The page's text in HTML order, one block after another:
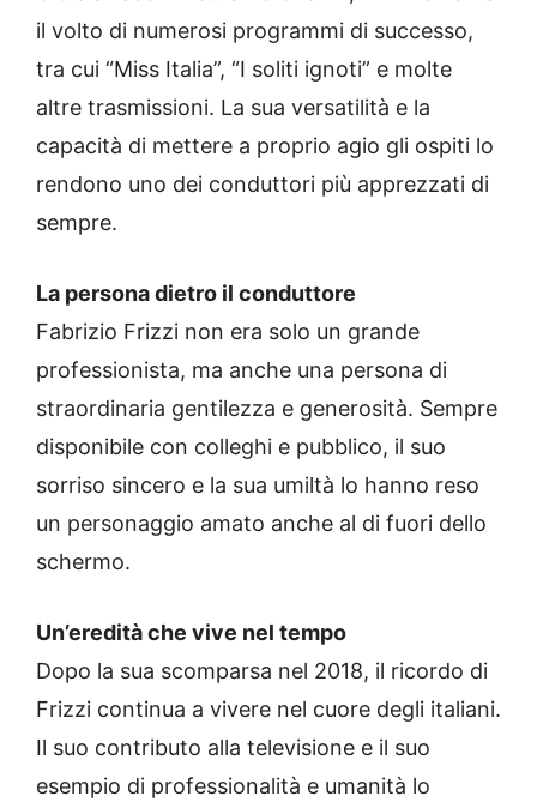
il volto di numerosi programmi di successo,
tra cui “Miss Italia”, “I soliti ignoti” e molte
altre trasmissioni. La sua versatilità e la
capacità di mettere a proprio agio gli ospiti lo
rendono uno dei conduttori più apprezzati di
sempre.
La persona dietro il conduttore
Fabrizio Frizzi non era solo un grande
professionista, ma anche una persona di
straordinaria gentilezza e generosità. Sempre
disponibile con colleghi e pubblico, il suo
sorriso sincero e la sua umiltà lo hanno reso
un personaggio amato anche al di fuori dello
schermo.
Un’eredità che vive nel tempo
Dopo la sua scomparsa nel 2018, il ricordo di
Frizzi continua a vivere nel cuore degli italiani.
Il suo contributo alla televisione e il suo
esempio di professionalità e umanità lo